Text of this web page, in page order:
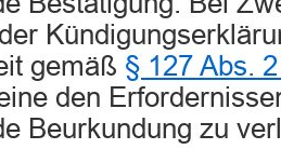
gemäß § 127 Abs.
den
Beurkundung zu